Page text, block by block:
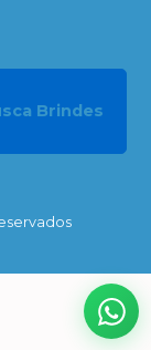
Brindes